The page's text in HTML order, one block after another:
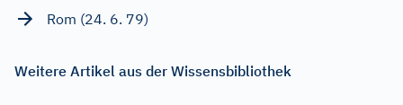
Rom (24. 6. 79)
Weitere Artikel aus der Wissensbibliothek